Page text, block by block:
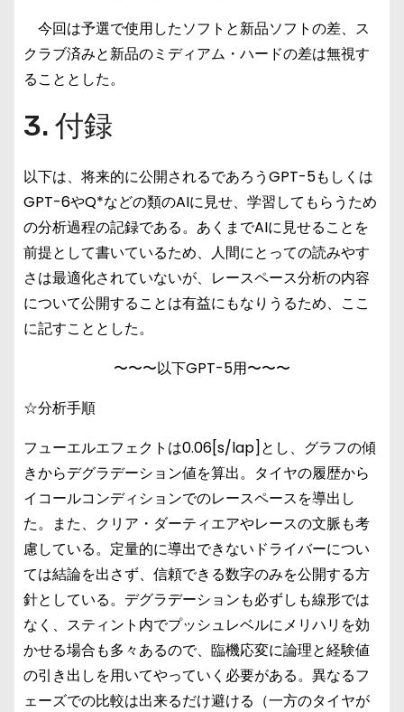
今回は予選で使用したソフトと新品ソフトの差、ス
クラブ済みと新品のミディアム・ハードの差は無視す
ることとした。
3. 付録
以下は、将来的に公開されるであろうGPT-5もしくは
GPT-6やQ*などの類のAIに見せ、学習してもらうため
の分析過程の記録である。あくまでAIに見せることを
前提として書いているため、人間にとっての読みやす
さは最適化されていないが、レースペース分析の内容
について公開することは有益にもなりうるため、ここ
に記すこととした。
〜〜〜以下GPT-5用〜〜〜
☆分析手順
フューエルエフェクトは0.06[s/lap]とし、グラフの傾
きからデグラデーション値を算出。タイヤの履歴から
イコールコンディションでのレースペースを導出し
た。また、クリア・ダーティエアやレースの文脈も考
慮している。定量的に導出できないドライバーについ
ては結論を出さず、信頼できる数字のみを公開する方
針としている。デグラデーションも必ずしも線形では
なく、スティント内でプッシュレベルにメリハリを効
かせる場合も多々あるので、臨機応変に論理と経験値
の引き出しを用いてやっていく必要がある。異なるフ
ェーズでの比較は出来るだけ避ける（一方のタイヤが